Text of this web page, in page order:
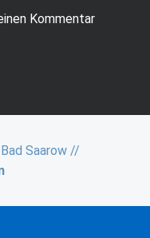
Kommentar
Saarow //